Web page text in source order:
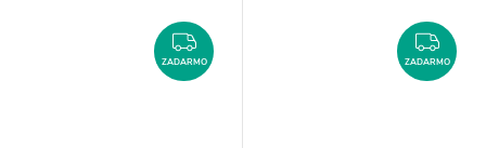
ZADARMO
ZADARMO ZADARMO